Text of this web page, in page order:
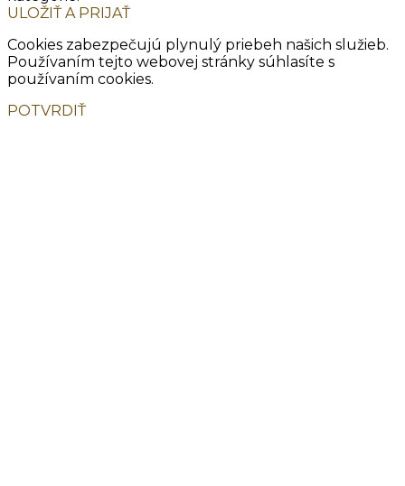
ULOŽIŤ A PRIJAŤ
Cookies zabezpečujú plynulý priebeh našich služieb.
Používaním tejto webovej stránky súhlasíte s
používaním cookies.
POTVRDIŤ